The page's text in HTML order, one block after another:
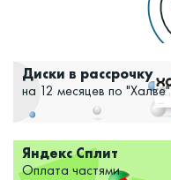
Диски в рассрочку
на 12 месяцев по "Халве"
Яндекс Сплит
Оплата частями